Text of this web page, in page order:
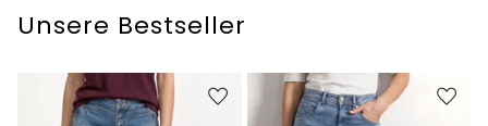
Unsere Bestseller